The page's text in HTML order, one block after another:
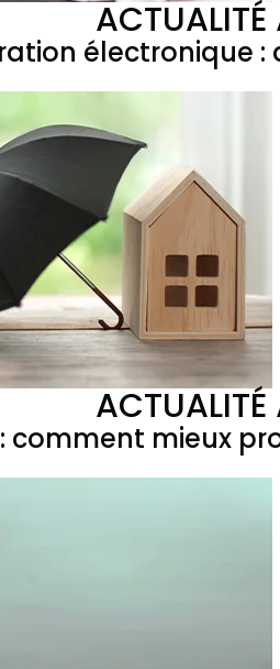
ACTUALITÉ
électronique
ACTUALITÉ
comment mieux